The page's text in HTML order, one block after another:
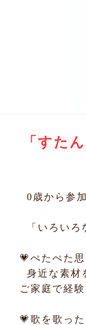
「すた
0歳から参
「いろいろ
💗ぺたぺた
身近な素材
ご家庭で経
💗歌を歌っ